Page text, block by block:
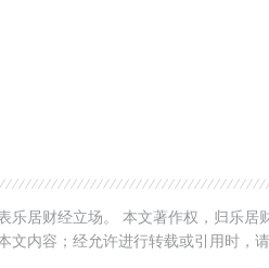
乐居财经立场。 本文著作权，归乐居
文内容；经允许进行转载或引用时，